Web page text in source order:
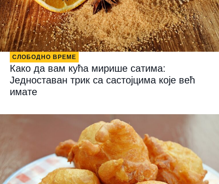
СЛОБОДНО ВРЕМЕ
Како да вам кућа мирише сатима:
Једноставан трик са састојцима које већ
имате